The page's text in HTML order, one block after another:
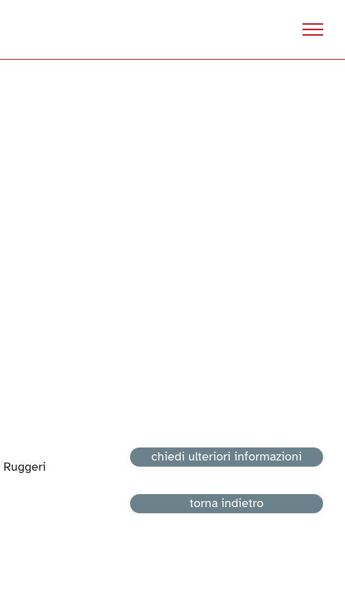
Ruggeri
chiedi ulteriori informazioni
torna indietro